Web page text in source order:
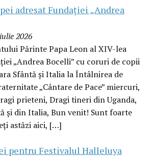
adresat Fundației „Andrea
2026
Părinte Papa Leon al XIV-lea
„Andrea Bocelli” cu coruri de copii
Sfântă și Italia la Întâlnirea de
„Cântare de Pace” miercuri,
prieteni, Dragi tineri din Uganda,
și din Italia, Bun venit! Sunt foarte
astăzi aici, […]
pentru Festivalul Halleluya